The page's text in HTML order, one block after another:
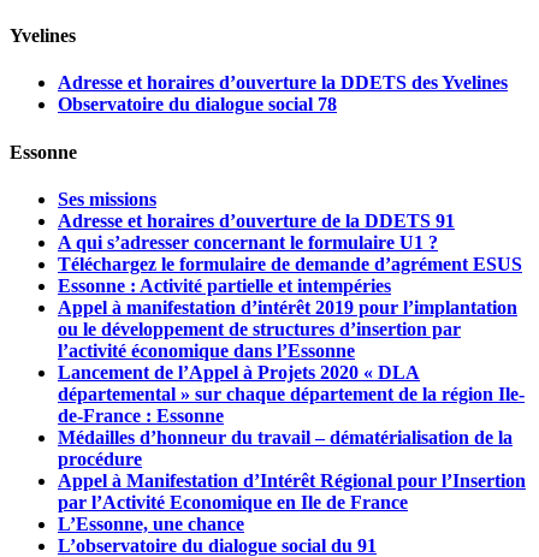
Yvelines
Adresse et horaires d’ouverture la DDETS des Yvelines
Observatoire du dialogue social 78
Essonne
Ses missions
Adresse et horaires d’ouverture de la DDETS 91
A qui s’adresser concernant le formulaire U1 ?
Téléchargez le formulaire de demande d’agrément ESUS
Essonne : Activité partielle et intempéries
Appel à manifestation d’intérêt 2019 pour l’implantation
ou le développement de structures d’insertion par
l’activité économique dans l’Essonne
Lancement de l’Appel à Projets 2020 « DLA
départemental » sur chaque département de la région Ile-
de-France : Essonne
Médailles d’honneur du travail – dématérialisation de la
procédure
Appel à Manifestation d’Intérêt Régional pour l’Insertion
par l’Activité Economique en Ile de France
L’Essonne, une chance
L’observatoire du dialogue social du 91